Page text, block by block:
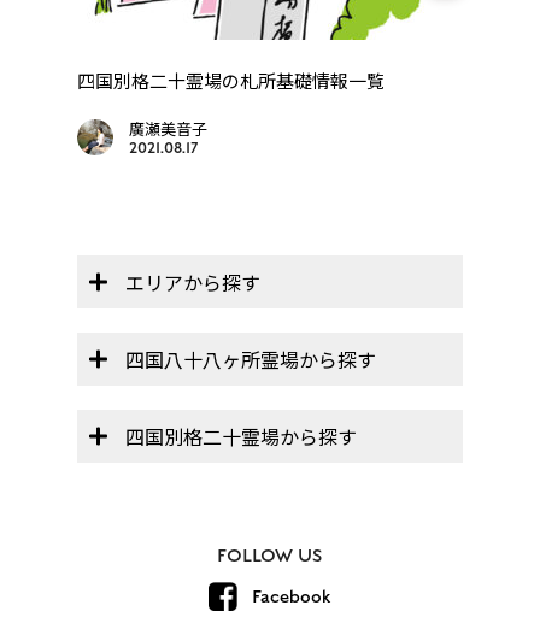
四国別格二十霊場の札所基礎情報一覧
廣瀬美音子
2021.08.17
エリアから探す
四国八十八ヶ所霊場から探す
四国別格二十霊場から探す
FOLLOW US
Facebook